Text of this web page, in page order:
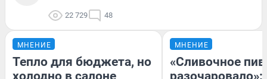
22 729 48
МНЕНИЕ
Тепло для бюджета, но
холодно в салоне
МНЕНИЕ
«Сливочное
разочаровало»: